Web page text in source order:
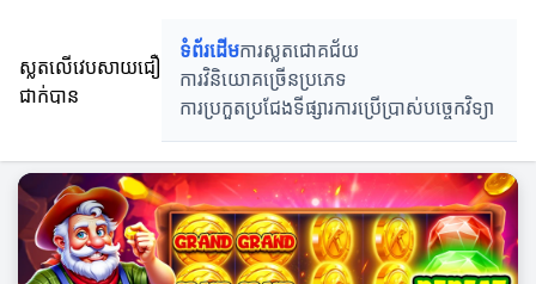
ស្លតលើវេបសាយជឿ
ជាក់បាន
ទំព័រដើមការស្លតជោគជ័យ
ការវិនិយោគច្រើនប្រភេទ
ការប្រកួតប្រជែងទីផ្សារការប្រើប្រាស់បច្ចេកវិទ្យា